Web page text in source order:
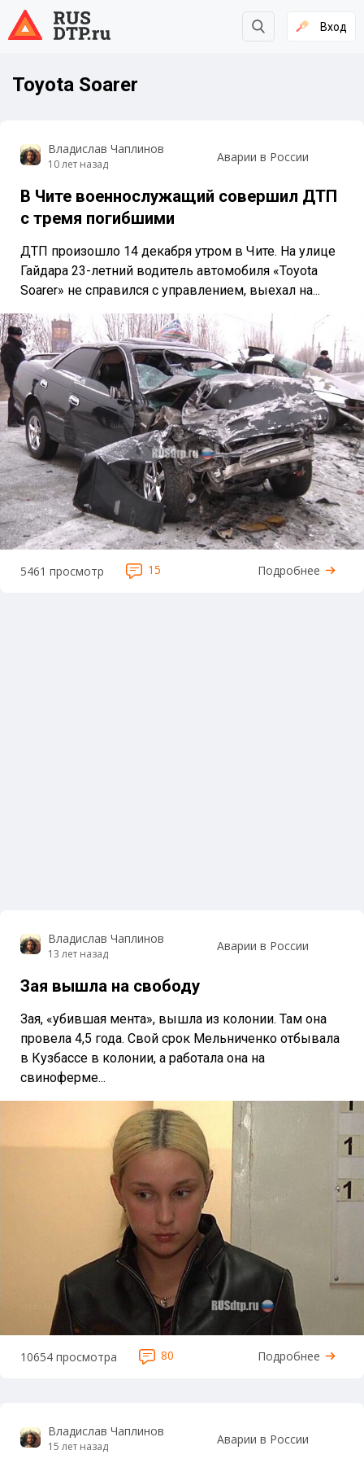
Вход
Toyota Soarer
Владислав Чаплинов
10 лет назад Аварии в России
В Чите военнослужащий совершил ДТП
с тремя погибшими
ДТП произошло 14 декабря утром в Чите. На улице
Гайдара 23-летний водитель автомобиля «Toyota
Soarer» не справился с управлением, выехал на...
5461 просмотр 15 Подробнее
Владислав Чаплинов
13 лет назад Аварии в России
Зая вышла на свободу
Зая, «убившая мента», вышла из колонии. Там она
провела 4,5 года. Свой срок Мельниченко отбывала
в Кузбассе в колонии, а работала она на
свиноферме...
10654 просмотра 80 Подробнее
Владислав Чаплинов
15 лет назад Аварии в России